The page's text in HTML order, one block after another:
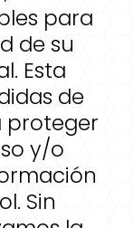
para
de su
Esta
de
proteger
y/o
Sin